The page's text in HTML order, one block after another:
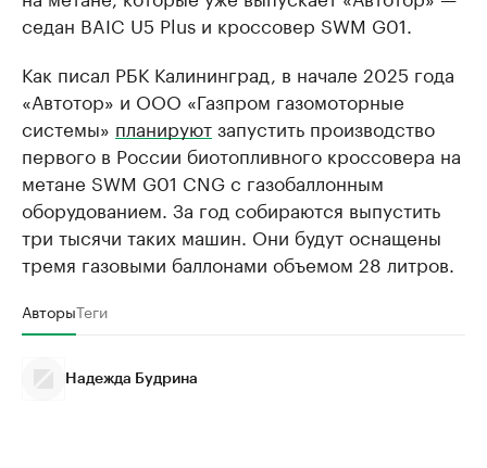
седан BAIC U5 Plus и кроссовер SWM G01.
Как писал РБК Калининград, в начале 2025 года
«Автотор» и ООО «Газпром газомоторные
системы» планируютзапустить производство
первого в России биотопливного кроссовера на
метане SWM G01 CNG с газобаллонным
оборудованием. За год собираются выпустить
три тысячи таких машин. Они будут оснащены
тремя газовыми баллонами объемом 28 литров.
АвторыТеги
Надежда Будрина